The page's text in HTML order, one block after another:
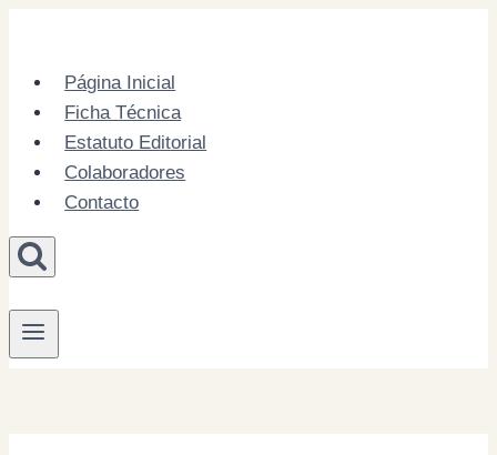
contentPágina Inicial
Ficha Técnica
Estatuto Editorial
Colaboradores
Contacto